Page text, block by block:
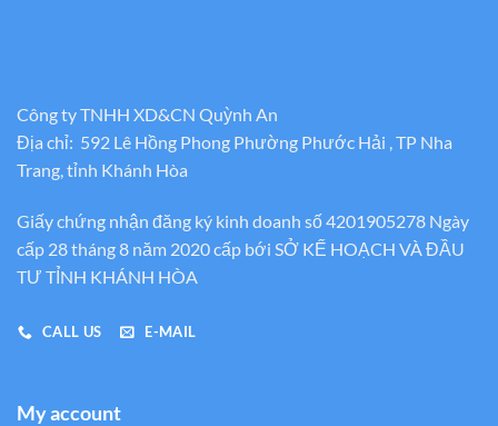
Công ty TNHH XD&CN Quỳnh An
Địa chỉ: 592 Lê Hồng Phong Phường Phước Hải , TP Nha
Trang, tỉnh Khánh Hòa
Giấy chứng nhận đăng ký kinh doanh số 4201905278 Ngày
cấp 28 tháng 8 năm 2020 cấp bới SỞ KẾ HOẠCH VÀ ĐẦU
TƯ TỈNH KHÁNH HÒA
CALL US E-MAIL
My account